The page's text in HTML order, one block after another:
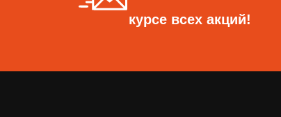
курсе всех акций!